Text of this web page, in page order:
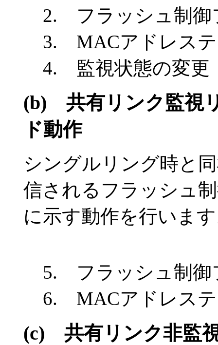
2. フラッシュ制御
3. MACアドレス
4. 監視状態の変更
(b) 共有リンク監視
ド動作
シングルリング時と
信されるフラッシュ
に示す動作を行いま
5. フラッシュ制御
6. MACアドレス
(c) 共有リンク非監